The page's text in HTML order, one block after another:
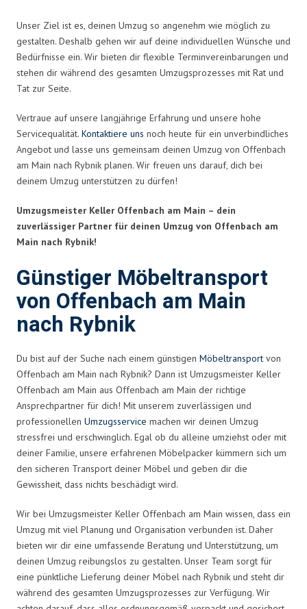
Unser Ziel ist es, deinen Umzug so angenehm wie möglich zu
gestalten. Deshalb gehen wir auf deine individuellen Wünsche und
Bedürfnisse ein. Wir bieten dir flexible Terminvereinbarungen und
stehen dir während des gesamten Umzugsprozesses mit Rat und
Tat zur Seite.
Vertraue auf unsere langjährige Erfahrung und unsere hohe
Servicequalität. Kontaktiere uns noch heute für ein unverbindliches
Angebot und lasse uns gemeinsam deinen Umzug von Offenbach
am Main nach Rybnik planen. Wir freuen uns darauf, dich bei
deinem Umzug unterstützen zu dürfen!
Umzugsmeister Keller Offenbach am Main – dein
zuverlässiger Partner für deinen Umzug von Offenbach am
Main nach Rybnik!
Günstiger Möbeltransport
von Offenbach am Main
nach Rybnik
Du bist auf der Suche nach einem günstigen Möbeltransport von
Offenbach am Main nach Rybnik? Dann ist Umzugsmeister Keller
Offenbach am Main aus Offenbach am Main der richtige
Ansprechpartner für dich! Mit unserem zuverlässigen und
professionellen Umzugsservice machen wir deinen Umzug
stressfrei und erschwinglich. Egal ob du alleine umziehst oder mit
deiner Familie, unsere erfahrenen Möbelpacker kümmern sich um
den sicheren Transport deiner Möbel und geben dir die
Gewissheit, dass nichts beschädigt wird.
Wir bei Umzugsmeister Keller Offenbach am Main wissen, dass ein
Umzug mit viel Planung und Organisation verbunden ist. Daher
bieten wir dir eine umfassende Beratung und Unterstützung, um
deinen Umzug reibungslos zu gestalten. Unser Team sorgt für
eine pünktliche Lieferung deiner Möbel nach Rybnik und steht dir
während des gesamten Umzugsprozesses zur Verfügung. Wir